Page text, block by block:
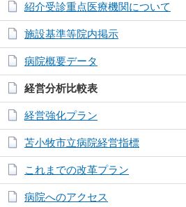
紹介受診重点医療機関について
施設基準等院内掲示
病院概要データ
経営分析比較表
経営強化プラン
苫小牧市立病院経営指標
これまでの改革プラン
病院へのアクセス